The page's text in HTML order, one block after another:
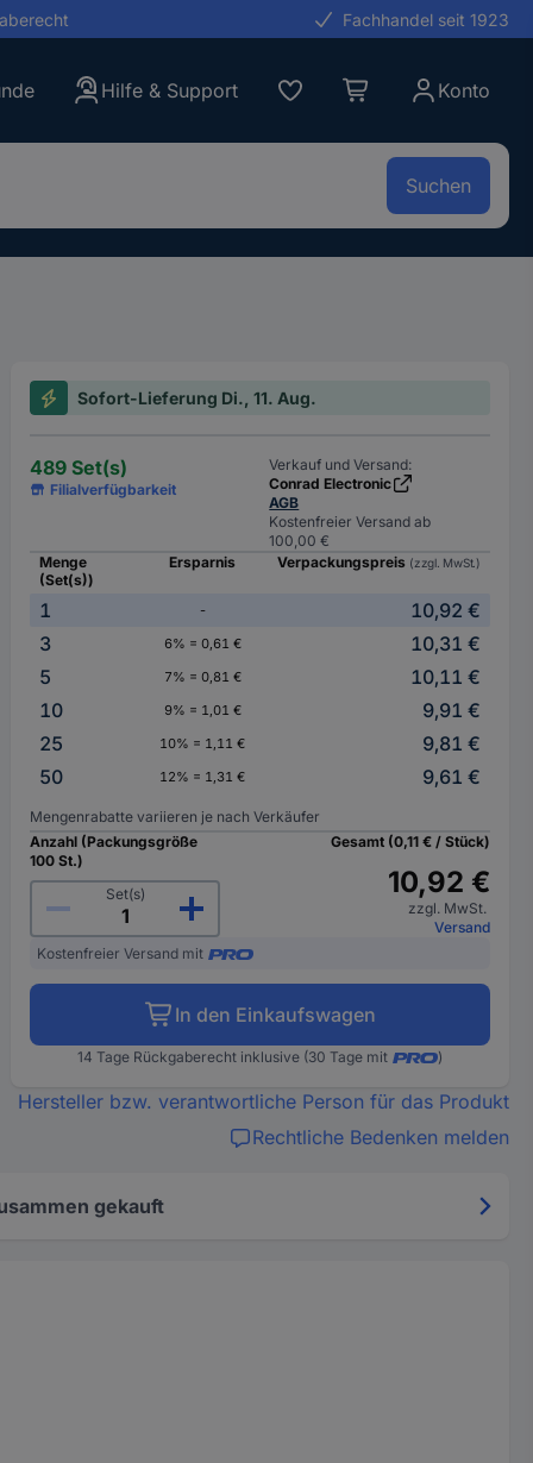
Fachhandel seit 1923
Hilfe & Support Konto
Suchen
Sofort-Lieferung Di., 11. Aug.
489 Set(s)
Filialverfügbarkeit
Verkauf und Versand:
Conrad Electronic
AGB
Kostenfreier Versand ab
100,00 €
Menge
(Set(s))
Ersparnis Verpackungspreis (zzgl. MwSt.)
1 -
10,92 €
3
6% = 0,61 €
10,31 €
5
7% = 0,81 €
10,11 €
10
9% = 1,01 €
9,91 €
25
10% = 1,11 €
9,81 €
50
12% = 1,31 € 9,61 €
Mengenrabatte variieren je nach Verkäufer
Anzahl (Packungsgröße
100 St.)
Set(s)
Gesamt (0,11 € / Stück)
10,92 €
zzgl. MwSt.
Versand
Kostenfreier Versand mit
In den Einkaufswagen
14 Tage Rückgaberecht inklusive (30 Tage mit )
Hersteller bzw. verantwortliche Person für das Produkt
Rechtliche Bedenken melden
gekauft